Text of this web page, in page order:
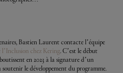
Bastien Laurent contacte l’équipe
l’Inclusion chez Kering. C’est le début
en 2023 à la signature d’un
le développement du programme.